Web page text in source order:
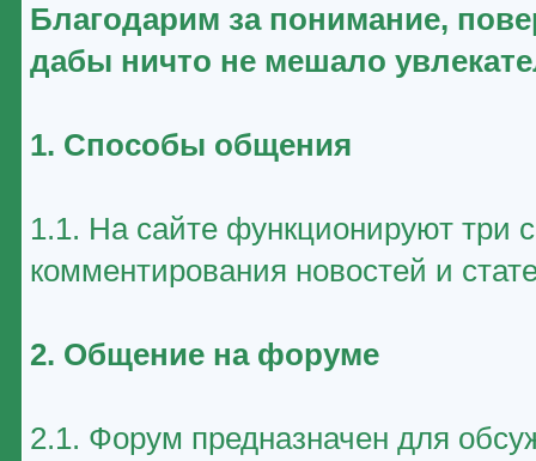
Благодарим за понимание,
дабы ничто не мешало
1. Способы общения
1.1. На сайте функционируют три
комментирования новостей и
2. Общение на форуме
2.1. Форум предназначен для